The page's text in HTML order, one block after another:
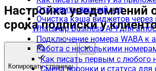
Открепить лишний чат
Очистка кэша виджетов через
WhatsApp Business API для
Подключение номера WABA к
Работа с несколькими
Как писать первым с любого
Смена воронки и статуса для
Настройка уведомлений
срока подписки у
Копировать страницу